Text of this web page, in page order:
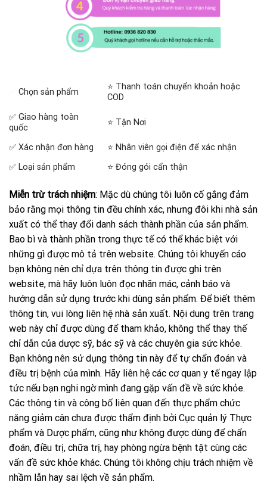
Chọn sản phẩm
⭐ Thanh toán chuyển khoản hoặc
COD
✅ Giao hàng toàn
quốc
⭐ Tận Nơi
✅ Xác nhận đơn hàng
⭐ Nhân viên gọi điện để xác nhận
✅ Loại sản phẩm
⭐ Đóng gói cẩn thận
Miễn trừ trách nhiệm: Mặc dù chúng tôi luôn cố gắng đảm
bảo rằng mọi thông tin đều chính xác, nhưng đôi khi nhà sản
xuất có thể thay đổi danh sách thành phần của sản phẩm.
Bao bì và thành phần trong thực tế có thể khác biệt với
những gì được mô tả trên website. Chúng tôi khuyến cáo
bạn không nên chỉ dựa trên thông tin được ghi trên
website, mà hãy luôn luôn đọc nhãn mác, cảnh báo và
hướng dẫn sử dụng trước khi dùng sản phẩm. Để biết thêm
thông tin, vui lòng liên hệ nhà sản xuất. Nội dung trên trang
web này chỉ được dùng để tham khảo, không thể thay thế
chỉ dẫn của dược sỹ, bác sỹ và các chuyên gia sức khỏe.
Bạn không nên sử dụng thông tin này để tự chẩn đoán và
điều trị bệnh của mình. Hãy liên hệ các cơ quan y tế ngay lập
tức nếu bạn nghi ngờ mình đang gặp vấn đề về sức khỏe.
Các thông tin và công bố liên quan đến thực phẩm chức
năng giảm cân chưa được thẩm định bởi Cục quản lý Thực
phẩm và Dược phẩm, cũng như không được dùng để chẩn
đoán, điều trị, chữa trị, hay phòng ngừa bệnh tật cùng các
vấn đề sức khỏe khác. Chúng tôi không chịu trách nhiệm về
nhầm lẫn hay sai lệch về sản phẩm.